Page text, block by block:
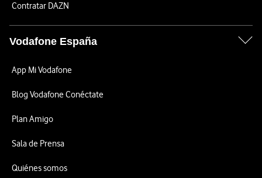
Contratar DAZN
Vodafone España
App Mi Vodafone
Blog Vodafone Conéctate
Plan Amigo
Sala de Prensa
Quiénes somos